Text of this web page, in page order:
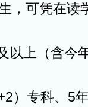
，可凭在
以上（含今
）专科、5